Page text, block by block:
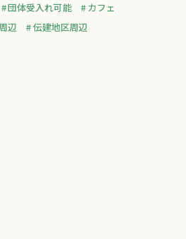
団体受入れ可能
カフェ
辺
伝建地区周辺